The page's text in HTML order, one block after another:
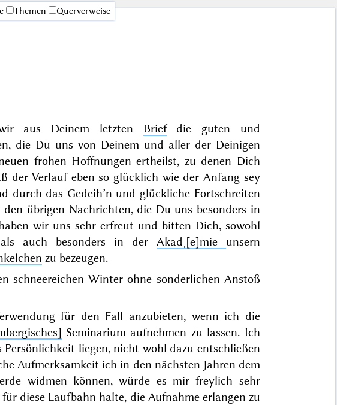
Themen Querverweise
aus Deinem letzten
Briefdie guten und
die Du uns von Deinem und aller der Deinigen
frohen Hoffnungen ertheilst, zu denen Dich
der Verlauf eben so glücklich wie der Anfang sey
das Gedeih’n und glückliche Fortschreiten
übrigen Nachrichten, die Du uns besonders in
wir uns sehr erfreut und bitten Dich, sowohl
als auch besonders in der Akad˖[e]mie unsern
zu bezeugen.
schneereichenWinter ohne sonderlichen Anstoß
für den Fall anzubieten, wenn ich die
Seminarium aufnehmen zu lassen. Ich
liegen, nicht wohl dazu entschließen
Aufmerksamkeit ich in den nächsten Jahren dem
widmen können, würde es mir freylich sehr
diese Laufbahn halte, die Aufnahme erlangen zu